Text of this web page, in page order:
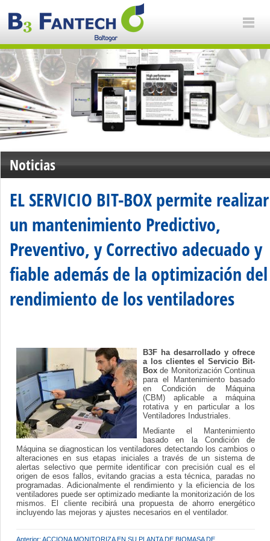
Noticias
EL SERVICIO BIT-BOX permite realizar
un mantenimiento Predictivo,
Preventivo, y Correctivo adecuado y
fiable además de la optimización del
rendimiento de los ventiladores
B3F ha desarrollado y ofrece
a los clientes el Servicio Bit-
Boxde Monitorización Continua
para el Mantenimiento basado
en Condición de Máquina
(CBM) aplicable a máquina
rotativa y en particular a los
Ventiladores Industriales.
Mediante el Mantenimiento
basado en la Condición de
Máquina se diagnostican los ventiladores detectando los cambios o
alteraciones en sus etapas iniciales a través de un sistema de
alertas selectivo que permite identificar con precisión cual es el
origen de esos fallos, evitando gracias a esta técnica, paradas no
programadas. Adicionalmente el rendimiento y la eficiencia de los
ventiladores puede ser optimizado mediante la monitorización de los
mismos. El cliente recibirá una propuesta de ahorro energético
incluyendo las mejoras y ajustes necesarios en el ventilador.
Anterior: ACCIONA MONITORIZA EN SU PLANTA DE BIOMASA DE